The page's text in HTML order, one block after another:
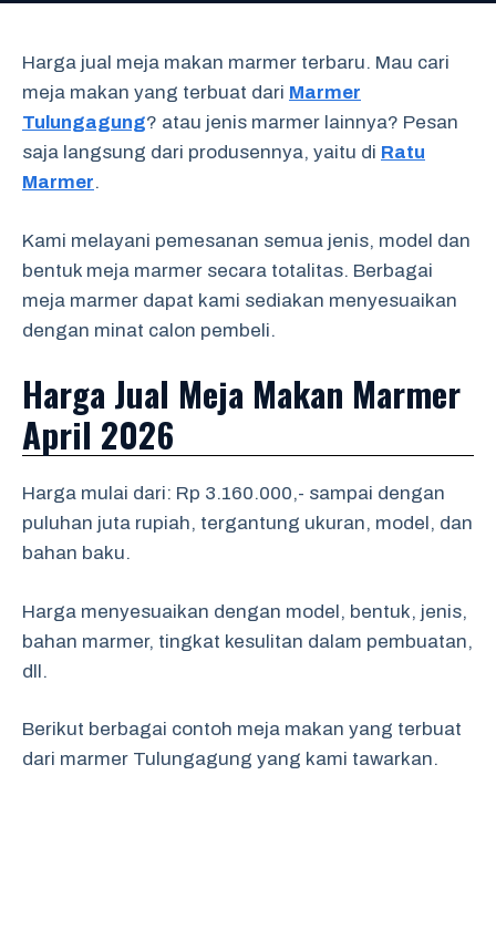
Harga jual meja makan marmer terbaru. Mau cari
meja makan yang terbuat dari Marmer
Tulungagung? atau jenis marmer lainnya? Pesan
saja langsung dari produsennya, yaitu di Ratu
Marmer.
Kami melayani pemesanan semua jenis, model dan
bentuk meja marmer secara totalitas. Berbagai
meja marmer dapat kami sediakan menyesuaikan
dengan minat calon pembeli.
Harga Jual Meja Makan Marmer
April 2026
Harga mulai dari: Rp 3.160.000,- sampai dengan
puluhan juta rupiah, tergantung ukuran, model, dan
bahan baku.
Harga menyesuaikan dengan model, bentuk, jenis,
bahan marmer, tingkat kesulitan dalam pembuatan,
dll.
Berikut berbagai contoh meja makan yang terbuat
dari marmer Tulungagung yang kami tawarkan.